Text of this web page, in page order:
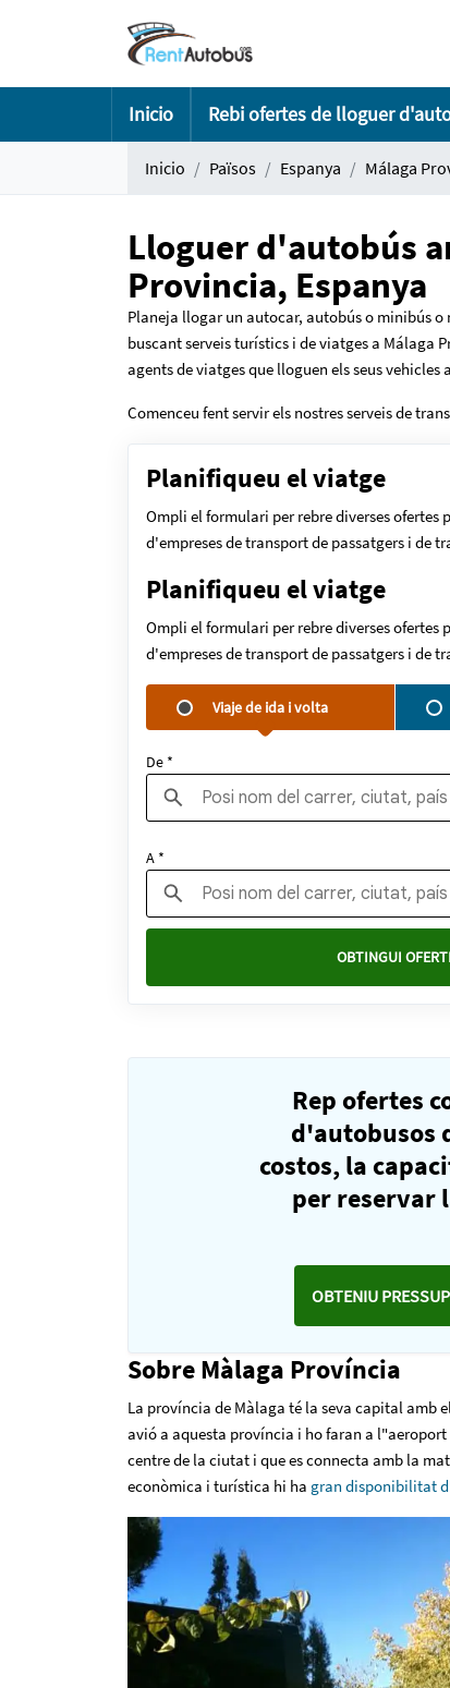
Inicio Rebi ofertes de lloguer
Inicio Països Espanya Málaga
Lloguer d'autobús
Provincia, Espanya
Planeja llogar un autocar, autobús o minibús
buscant serveis turístics i de viatges a Málaga
agents de viatges que lloguen els seus vehicles
Comenceu fent servir els nostres serveis de
Planifiqueu el viatge
Ompli el formulari per rebre diverses ofertes
d'empreses de transport de passatgers i de
Planifiqueu el viatge
Ompli el formulari per rebre diverses ofertes
d'empreses de transport de passatgers i de
Viaje de ida i volta
De *
A *
OBTINGUI
Rep ofertes
d'autobusos
costos, la
per reservar
OBTENIU
Sobre Màlaga Província
La província de Màlaga té la seva capital amb
avió a aquesta província i ho faran a
centre de la ciutat i que es connecta amb la
econòmica i turística hi ha gran disponibilitat